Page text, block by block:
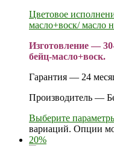
Цветовое
масло+воск/ масло
Изготовление —
бейц-масло+воск.
Гарантия — 24
Производитель —
Выберите
вариаций. Опции
20%